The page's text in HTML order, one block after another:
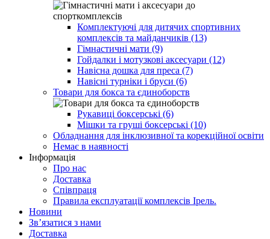
Комплектуючі для дитячих спортивних
комплексів та майданчиків (13)
Гімнастичні мати (9)
Гойдалки і мотузкові аксесуари (12)
Навісна дошка для преса (7)
Навісні турніки і бруси (6)
Товари для бокса та єдиноборств
Рукавиці боксерські (6)
Мішки та груші боксерські (10)
Обладнання для інклюзивної та корекційної освіти
Немає в наявності
Інформація
Про нас
Доставка
Співпраця
Правила експлуатації комплексів Ірель.
Новини
Зв’язатися з нами
Доставка